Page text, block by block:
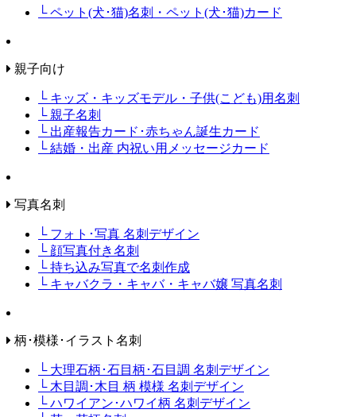
└ ペット(犬･猫)名刺・ペット(犬･猫)カード
親子向け
└ キッズ・キッズモデル・子供(こども)用名刺
└ 親子名刺
└ 出産報告カード･赤ちゃん誕生カード
└ 結婚・出産 内祝い用メッセージカード
写真名刺
└ フォト･写真 名刺デザイン
└ 顔写真付き名刺
└ 持ち込み写真で名刺作成
└ キャバクラ・キャバ・キャバ嬢 写真名刺
柄･模様･イラスト名刺
└ 大理石柄･石目柄･石目調 名刺デザイン
└ 木目調･木目 柄 模様 名刺デザイン
└ ハワイアン･ハワイ柄 名刺デザイン